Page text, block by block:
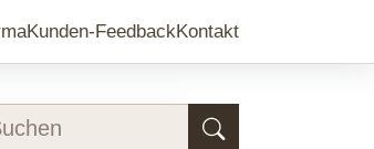
Kunden-FeedbackKontakt